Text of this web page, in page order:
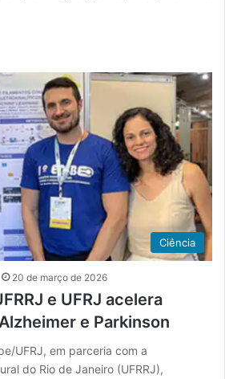
Ciência
20 de março de 2026
e UFRJ acelera
e Parkinson
UFRJ, em parceria com a
do Rio de Janeiro (UFRRJ),